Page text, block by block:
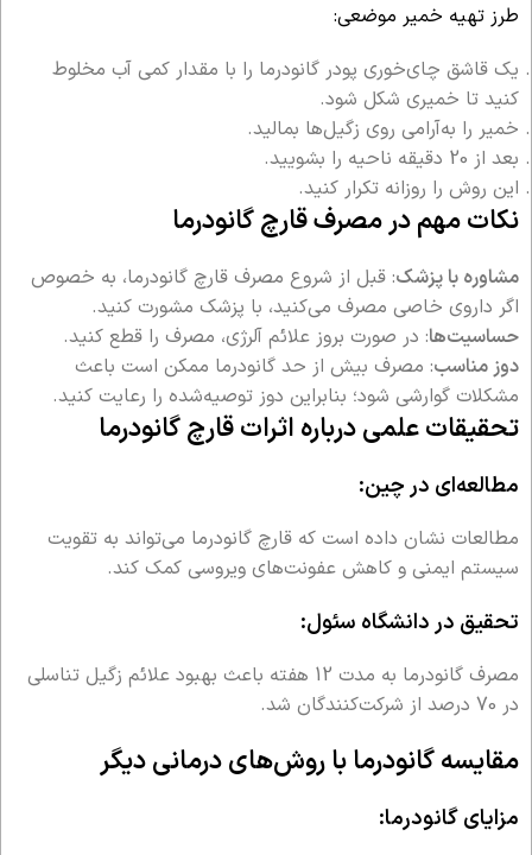
طرز تهیه خمیر موضعی:
یک قاشق چای‌خوری پودر گانودرما را با مقدار کمی آب مخلوط
کنید تا خمیری شکل شود.
خمیر را به‌آرامی روی زگیل‌ها بمالید.
بعد از 20 دقیقه ناحیه را بشویید.
این روش را روزانه تکرار کنید.
نکات مهم در مصرف قارچ گانودرما
مشاوره با پزشک: قبل از شروع مصرف قارچ گانودرما، به خصوص
اگر داروی خاصی مصرف می‌کنید، با پزشک مشورت کنید.
حساسیت‌ها: در صورت بروز علائم آلرژی، مصرف را قطع کنید.
دوز مناسب: مصرف بیش از حد گانودرما ممکن است باعث
مشکلات گوارشی شود؛ بنابراین دوز توصیه‌شده را رعایت کنید.
تحقیقات علمی درباره اثرات قارچ گانودرما
مطالعه‌ای در چین:
مطالعات نشان داده است که قارچ گانودرما می‌تواند به تقویت
سیستم ایمنی و کاهش عفونت‌های ویروسی کمک کند.
تحقیق در دانشگاه سئول:
مصرف گانودرما به مدت 12 هفته باعث بهبود علائم زگیل تناسلی
در 70 درصد از شرکت‌کنندگان شد.
مقایسه گانودرما با روش‌های درمانی دیگر
مزایای گانودرما: